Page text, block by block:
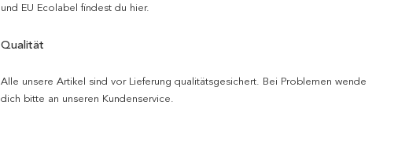
und EU Ecolabel findest du hier.
Qualität
Alle unsere Artikel sind vor Lieferung qualitätsgesichert. Bei Problemen wende
dich bitte an unseren Kundenservice.